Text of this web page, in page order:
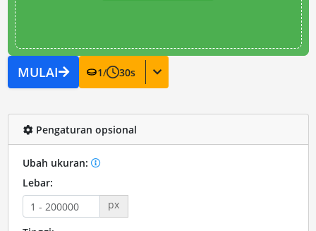
MULAI 1/ 30s
Pengaturan opsional
Ubah ukuran:
Lebar:
px